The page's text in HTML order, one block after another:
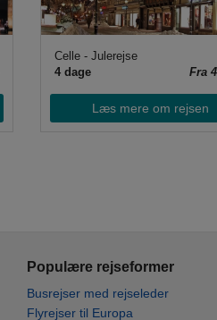
Celle - Julerejse
4 dage
Fra
Læs mere om rejsen
Populære rejseformer
Busrejser med rejseleder
Flyrejser til Europa